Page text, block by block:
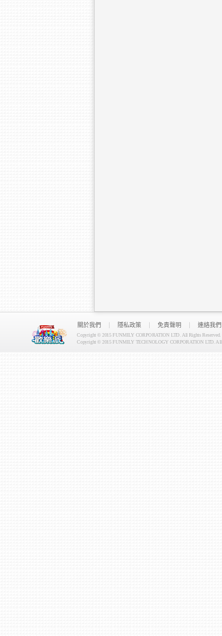
關於我們 隱私政策 免責聲明 連絡我們
Copyright © 2015 FUNMILY CORPORATION LTD. All Rights Reserved.
Copyright © 2015 FUNMILY TECHNOLOGY CORPORATION LTD. All